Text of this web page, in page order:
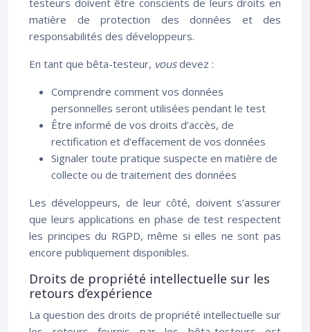
testeurs doivent être conscients de leurs droits en
matière de protection des données et des
responsabilités des développeurs.
En tant que bêta-testeur, vousdevez :
Comprendre comment vos données
personnelles seront utilisées pendant le test
Être informé de vos droits d’accès, de
rectification et d’effacement de vos données
Signaler toute pratique suspecte en matière de
collecte ou de traitement des données
Les développeurs, de leur côté, doivent s’assurer
que leurs applications en phase de test respectent
les principes du RGPD, même si elles ne sont pas
encore publiquement disponibles.
Droits de propriété intellectuelle sur les
retours d’expérience
La question des droits de propriété intellectuelle sur